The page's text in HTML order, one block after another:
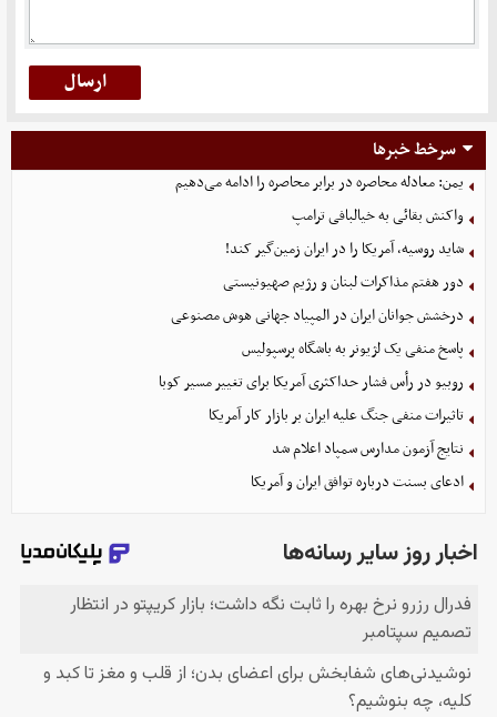
سرخط خبرها
یمن: معادله محاصره در برابر محاصره را ادامه می‌دهیم
واکنش بقائی به خیالبافی ترامپ
شاید روسیه، آمریکا را در ایران زمین‌گیر کند!
دور هفتم مذاکرات لبنان و رژیم صهیونیستی
درخشش جوانان ایران در المپیاد جهانی هوش مصنوعی
پاسخ منفی یک لژیونر به باشگاه پرسپولیس
روبیو در رأس فشار حداکثری آمریکا برای تغییر مسیر کوبا
تاثیرات منفی جنگ علیه ایران بر بازار کار آمریکا
نتایج آزمون مدارس سمپاد اعلام شد
ادعای بسنت درباره توافق ایران و آمریکا